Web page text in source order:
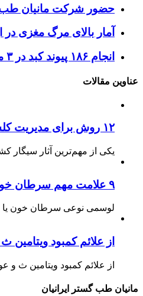
حضور شرکت مانیان طب
آمار بالای مرگ مغزی در
انجام ۱۸۶ پیوند کبد در ۳ ماه
عناوین مقالات
۱۲ روش برای مدیریت کلسترول بالا
یکی از مهم‌ترین آثار
۹ علامت مهم سرطان خون
لوسمی نوعی سرطان خون یا
از علائم کمبود
از علائم کمبود ویتامین ث
مانیان طب گستر ایرانیان